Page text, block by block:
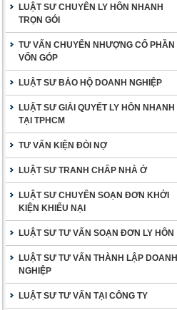
LUẬT SƯ CHUYÊN LY HÔN NHANH
TRỌN GÓI
TƯ VẤN CHUYỂN NHƯỢNG CỔ PHẦN
VỐN GÓP
LUẬT SƯ BẢO HỘ DOANH NGHIỆP
LUẬT SƯ GIẢI QUYẾT LY HÔN NHANH
TẠI TPHCM
TƯ VẤN KIỆN ĐÒI NỢ
LUẬT SƯ TRANH CHẤP NHÀ Ở
LUẬT SƯ CHUYÊN SOẠN ĐƠN KHỞI
KIỆN KHIẾU NẠI
LUẬT SƯ TƯ VẤN SOẠN ĐƠN LY HÔN
LUẬT SƯ TƯ VẤN THÀNH LẬP DOANH
NGHIỆP
LUẬT SƯ TƯ VẤN TẠI CÔNG TY